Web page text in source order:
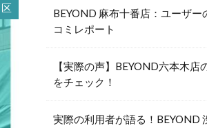
BEYOND 麻布十番店：ユーザー
コミレポート
【実際の声】BEYOND六本木店
をチェック！
実際の利用者が語る！BEYOND